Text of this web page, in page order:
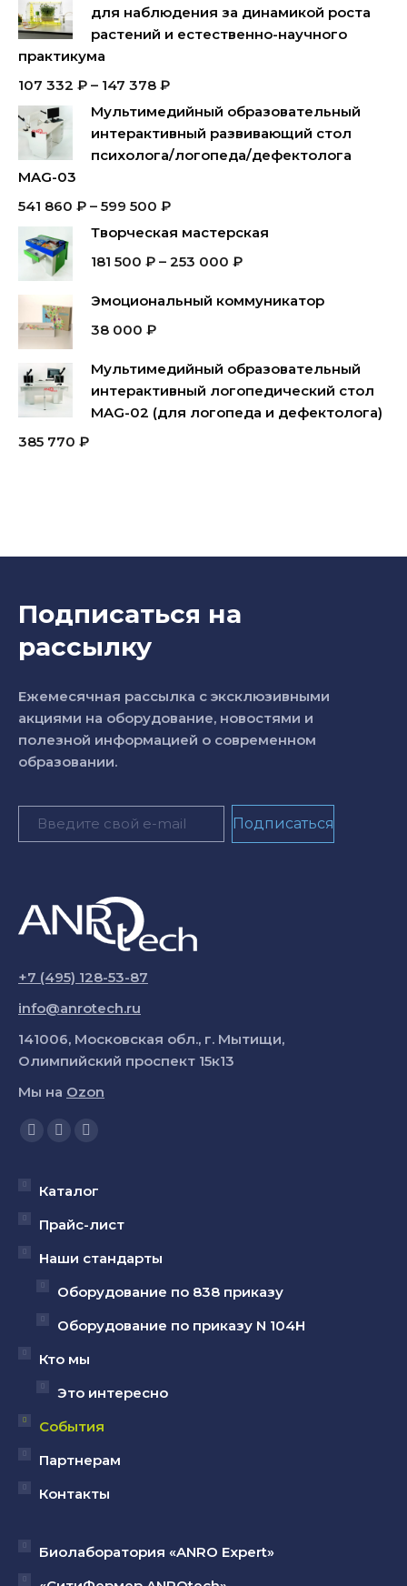
для наблюдения за динамикой роста
растений и естественно-научного
практикума
107 332 ₽ – 147 378 ₽
Мультимедийный образовательный
интерактивный развивающий стол
психолога/логопеда/дефектолога
MAG-03
541 860 ₽ – 599 500 ₽
Творческая мастерская
181 500 ₽ – 253 000 ₽
Эмоциональный коммуникатор
38 000 ₽
Мультимедийный образовательный
интерактивный логопедический стол
MAG-02 (для логопеда и дефектолога)
385 770 ₽
Подписаться на
рассылку
Ежемесячная рассылка с эксклюзивными
акциями на оборудование, новостями и
полезной информацией о современном
образовании.
+7 (495) 128-53-87
info@anrotech.ru
141006, Московская обл., г. Мытищи,
Олимпийский проспект 15к13
Мы на Ozon
Ищите нас:
Страница
открывается
новом
окне
Страница
открывается
новом
окне
Страница
открывается
новом
окне
Каталог
Прайс-лист
Наши стандарты
Оборудование по 838 приказу
Оборудование по приказу N 104Н
Кто мы
Это интересно
События
Партнерам
Контакты
Биолаборатория «ANRO Expert»